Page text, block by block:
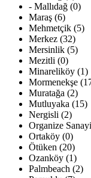
- Mallıdağ (0)
Maraş (6)
Mehmetçik (5)
Merkez (32)
Mersinlik (5)
Mezitli (0)
Minareliköy (1)
Mormenekşe
Muratağa (2)
Mutluyaka (15)
Nergisli (2)
Organize
Ortaköy (0)
Ötüken (20)
Ozanköy (1)
Palmbeach (2)